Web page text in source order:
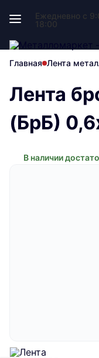
Ежедневно с
18:00
Главная Лента
Лента
(БрБ)
В наличии